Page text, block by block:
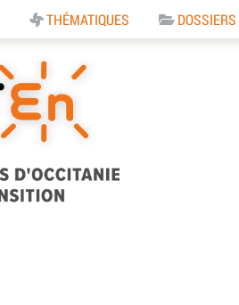
THÉMATIQUES DOSSIERS